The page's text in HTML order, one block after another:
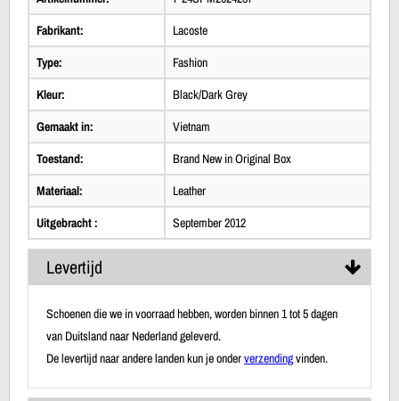
Fabrikant:
Lacoste
Type:
Fashion
Kleur:
Black/Dark Grey
Gemaakt in:
Vietnam
Toestand:
Brand New in Original Box
Materiaal:
Leather
Uitgebracht :
September 2012
Levertijd
Schoenen die we in voorraad hebben, worden binnen 1 tot 5 dagen
van Duitsland naar Nederland geleverd.
De levertijd naar andere landen kun je onderverzendingvinden.